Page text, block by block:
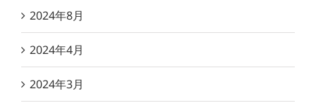
2024年8月
2024年4月
2024年3月